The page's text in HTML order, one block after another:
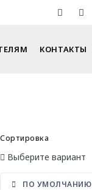
КОНТАКТЫ
Сортировка
Выберите вариант
ПО УМОЛЧАНИЮ